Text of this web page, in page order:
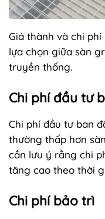
Giá thành và chi
lựa chọn giữa sàn
truyền thống.
Chi phí đầu tư
Chi phí đầu tư ban
thường thấp hơn
cần lưu ý rằng chi
tăng cao theo thời
Chi phí bảo trì